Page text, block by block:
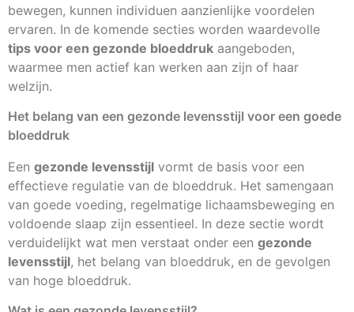
bewegen, kunnen individuen aanzienlijke voordelen
ervaren. In de komende secties worden waardevolle
tips voor een gezonde bloeddruk aangeboden,
waarmee men actief kan werken aan zijn of haar
welzijn.
Het belang van een gezonde levensstijl voor een goede
bloeddruk
Een gezonde levensstijl vormt de basis voor een
effectieve regulatie van de bloeddruk. Het samengaan
van goede voeding, regelmatige lichaamsbeweging en
voldoende slaap zijn essentieel. In deze sectie wordt
verduidelijkt wat men verstaat onder een gezonde
levensstijl, het belang van bloeddruk, en de gevolgen
van hoge bloeddruk.